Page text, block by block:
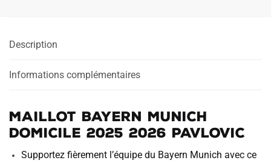
Description
Informations complémentaires
Maillot Bayern Munich
Domicile 2025 2026 Pavlovic
Supportez fièrement l’équipe du Bayern Munich avec ce